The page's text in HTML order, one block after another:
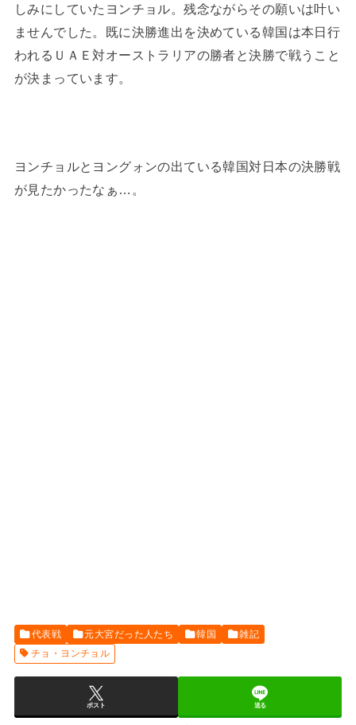
しみにしていたヨンチョル。残念ながらその願いは叶い
ませんでした。既に決勝進出を決めている韓国は本日行
われるＵＡＥ対オーストラリアの勝者と決勝で戦うこと
が決まっています。
ヨンチョルとヨングォンの出ている韓国対日本の決勝戦
が見たかったなぁ…。
代表戦 元大宮だった人たち 韓国
雑記
チョ・ヨンチョル
ポスト 送る